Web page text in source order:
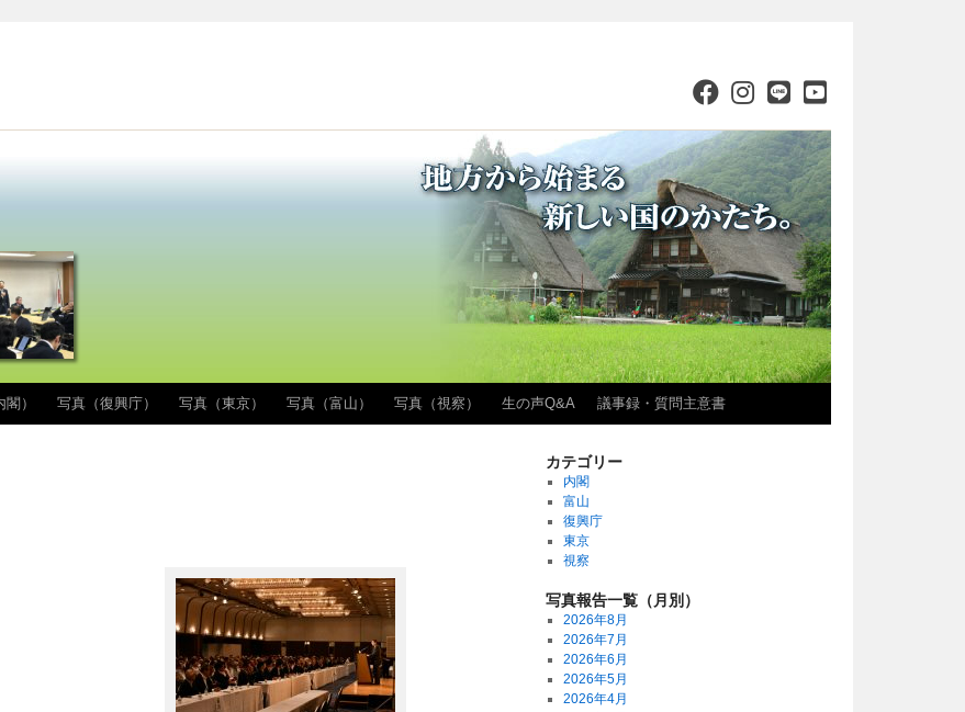
） 写真（復興庁） 写真（東京） 写真（富山） 写真（視察） 生の声Q&A 議事録・質問主意書
カテゴリー
内閣
富山
復興庁
東京
視察
写真報告一覧（月別）
2026年8月
2026年7月
2026年6月
2026年5月
2026年4月